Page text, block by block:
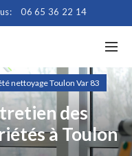
06 65 36 22 14
nettoyage Toulon Var 83
des
à Toulon